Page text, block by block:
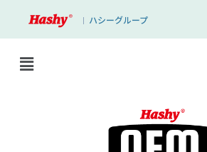
｜ ハシーグループ
ブログ